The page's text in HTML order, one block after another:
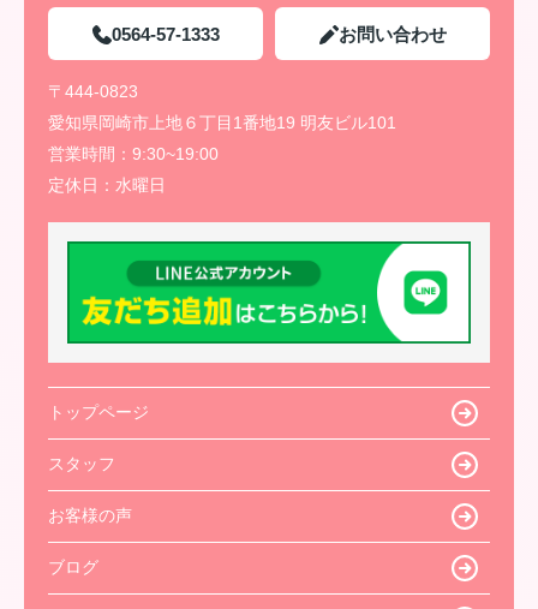
0564-57-1333 お問い合わせ
〒444-0823
愛知県岡崎市上地６丁目1番地19 明友ビル101
営業時間： 9:30~19:00
定休日： 水曜日
トップページ
スタッフ
お客様の声
ブログ